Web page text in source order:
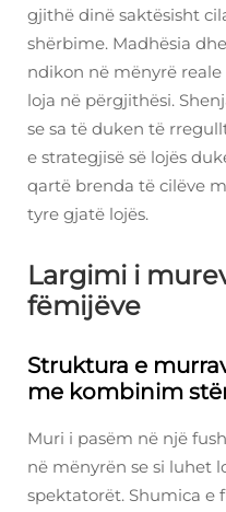
gjithë dinë saktësisht
shërbime. Madhësia
ndikon në mënyrë
loja në përgjithësi.
se sa të duken të
e strategjisë së lojës
qartë brenda të cilëve
tyre gjatë lojës.
Largimi i
fëmijëve
Struktura e
me kombinim
Muri i pasëm në një
në mënyrën se si luhet
spektatorët. Shumica e